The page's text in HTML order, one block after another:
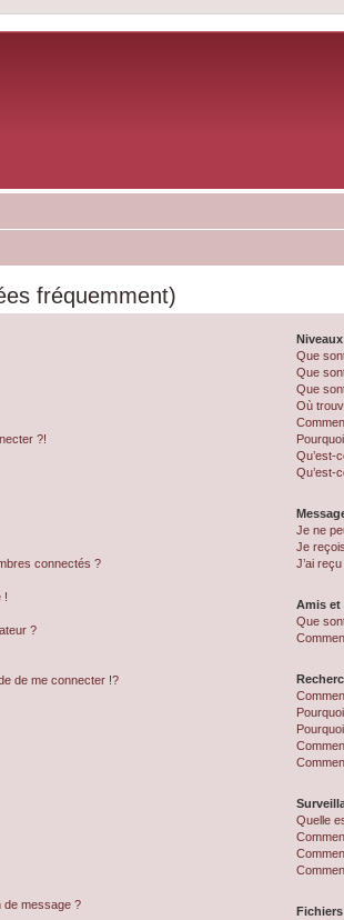
fréquemment)
?!
connectés ?
!
?
de me connecter !?
de message ?
Que
Que
Que
Où
Qu’est-
Qu’est-
Je ne
Je
J’ai
Amis et
Que
Quelle